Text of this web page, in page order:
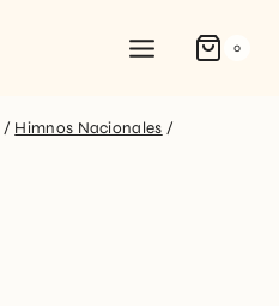
0
/ Himnos Nacionales /